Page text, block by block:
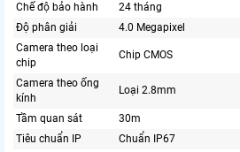
Chế độ bảo hành
24 tháng
Độ phân giải
4.0 Megapixel
Camera theo loại
chip
Chip CMOS
Camera theo ống
kính
Loại 2.8mm
Tầm quan sát
30m
Tiêu chuẩn IP
Chuẩn IP67